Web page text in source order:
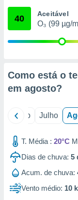
através
1199
40 Aceitável
O₃ (99 µg/
Como está o
em agosto?
Junho Julho
T. Média : 20°C
Dias de chuva: 5
Acum. de chuva:
Vento médio: 10